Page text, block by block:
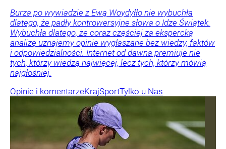
Burza po wywiadzie z Ewą Woydyłło nie wybuchła
dlatego, że padły kontrowersyjne słowa o Idze Świątek.
Wybuchła dlatego, że coraz częściej za ekspercką
analizę uznajemy opinie wygłaszane bez wiedzy, faktów
i odpowiedzialności. Internet od dawna premiuje nie
tych, którzy wiedzą najwięcej, lecz tych, którzy mówią
najgłośniej.
Opinie i komentarzeKrajSportTylko u Nas